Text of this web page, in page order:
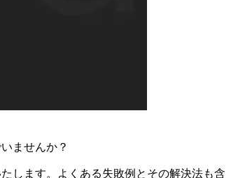
ませんか？
します。よくある失敗例とその解決法も含